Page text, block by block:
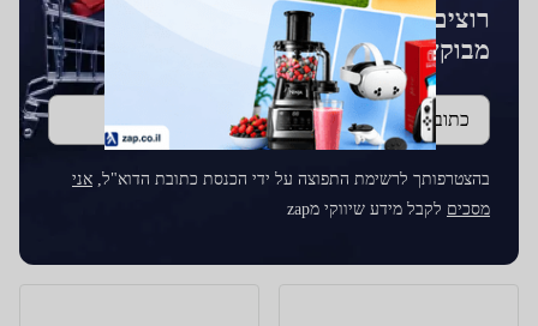
רוצים לקבל עדכונים על מוצרים
מבוקשים?
כתובת דוא''ל
בהצטרפותך לרשימת התפוצה על ידי הכנסת כתובת הדוא"ל, אני
מסכים לקבל מידע שיווקי מzap